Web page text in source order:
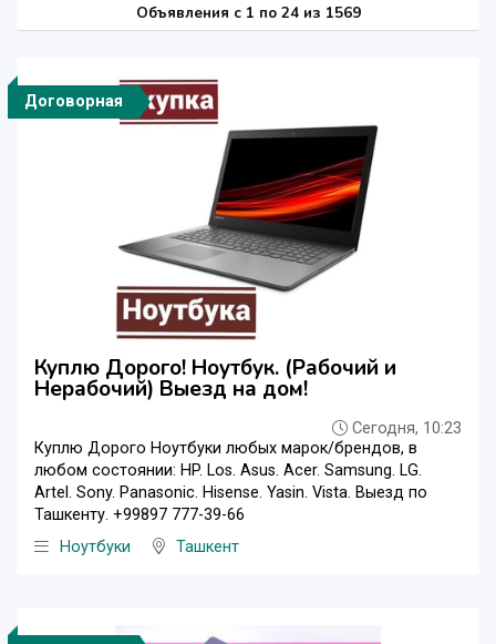
Объявления c 1 по 24 из 1569
Договорная
Куплю Дорого! Ноутбук. (Рабочий и
Нерабочий) Выезд на дом!
Сегодня, 10:23
Куплю Дорого Ноутбуки любых марок/брендов, в
любом состоянии: HP. Los. Asus. Acer. Samsung. LG.
Artel. Sony. Panasonic. Hisense. Yasin. Vista. Выезд по
Ташкенту. +99897 777-39-66
Ноутбуки
Ташкент